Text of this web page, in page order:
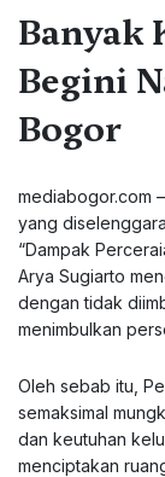
Banyak
Begini
Bogor
mediabogor.com
yang
“Dampak
Arya Sugiarto
dengan tidak
menimbulkan
Oleh sebab itu,
semaksimal
dan keutuhan
menciptakan